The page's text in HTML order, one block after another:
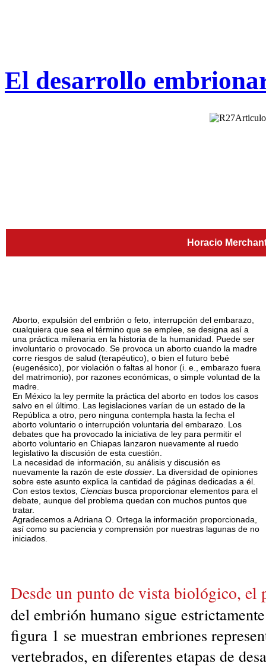
El desarrollo
Horacio
Aborto, expulsión del embrión o feto, interrupción del embarazo,
cualquiera que sea el término que se emplee, se designa así a
una práctica milenaria en la historia de la humanidad. Puede ser
involuntario o provocado. Se provoca un aborto cuando la madre
corre riesgos de salud (terapéutico), o bien el futuro bebé
(eugenésico), por violación o faltas al honor (i. e., embarazo fuera
del matrimonio), por razones económicas, o simple voluntad de la
madre.
En México la ley permite la práctica del aborto en todos los casos
salvo en el último. Las legislaciones varían de un estado de la
República a otro, pero ninguna contempla hasta la fecha el
aborto voluntario o interrupción voluntaria del embarazo. Los
debates que ha provocado la iniciativa de ley para permitir el
aborto voluntario en Chiapas lanzaron nuevamente al ruedo
legislativo la discusión de esta cuestión.
La necesidad de información, su análisis y discusión es
nuevamente la razón de este dossier . La diversidad de opiniones
sobre este asunto explica la cantidad de páginas dedicadas a él.
Con estos textos, Ciencias busca proporcionar elementos para el
debate, aunque del problema quedan con muchos puntos que
tratar.
Agradecemos a Adriana O. Ortega la información proporcionada,
así como su paciencia y comprensión por nuestras lagunas de no
iniciados.
Desde un punto de vista biológico, el
del embrión humano sigue
figura 1 se muestran embriones
vertebrados, en diferentes etapas de